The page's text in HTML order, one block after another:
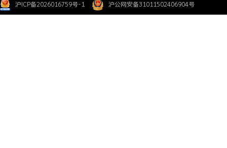
沪ICP备2026016759号-1 沪公网安备31011502406904号